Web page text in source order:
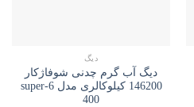
دیگ
دیگ آب گرم چدنی شوفاژکار
146200 کیلوکالری مدل 6-super
400